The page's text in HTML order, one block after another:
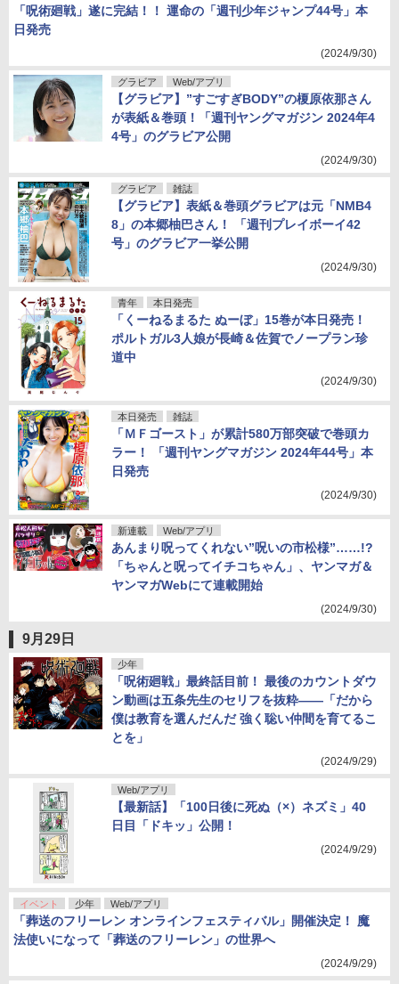
「呪術廻戦」遂に完結！！ 運命の「週刊少年ジャンプ44号」本
日発売
(2024/9/30)
グラビア Web/アプリ
【グラビア】”すごすぎBODY”の榎原依那さん
が表紙＆巻頭！「週刊ヤングマガジン 2024年4
4号」のグラビア公開
(2024/9/30)
グラビア 雑誌
【グラビア】表紙＆巻頭グラビアは元「NMB4
8」の本郷柚巴さん！ 「週刊プレイボーイ42
号」のグラビア一挙公開
(2024/9/30)
青年 本日発売
「くーねるまるた ぬーぼ」15巻が本日発売！
ポルトガル3人娘が長崎＆佐賀でノープラン珍
道中
(2024/9/30)
本日発売 雑誌
「ＭＦゴースト」が累計580万部突破で巻頭カ
ラー！ 「週刊ヤングマガジン 2024年44号」本
日発売
(2024/9/30)
新連載 Web/アプリ
あんまり呪ってくれない”呪いの市松様”……!?
「ちゃんと呪ってイチコちゃん」、ヤンマガ＆
ヤンマガWebにて連載開始
(2024/9/30)
9月29日
少年
「呪術廻戦」最終話目前！ 最後のカウントダウ
ン動画は五条先生のセリフを抜粋――「だから
僕は教育を選んだんだ 強く聡い仲間を育てるこ
とを」
(2024/9/29)
Web/アプリ
【最新話】「100日後に死ぬ（×）ネズミ」40
日目「ドキッ」公開！
(2024/9/29)
イベント 少年 Web/アプリ
「葬送のフリーレン オンラインフェスティバル」開催決定！ 魔
法使いになって「葬送のフリーレン」の世界へ
(2024/9/29)